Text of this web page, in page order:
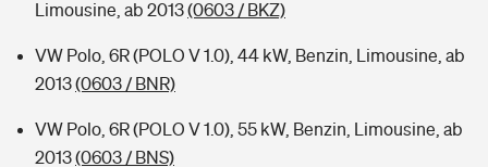
Limousine, ab 2013(0603 / BKZ)
VW Polo, 6R (POLO V 1.0), 44 kW, Benzin, Limousine, ab
2013(0603 / BNR)
VW Polo, 6R (POLO V 1.0), 55 kW, Benzin, Limousine, ab
2013(0603 / BNS)